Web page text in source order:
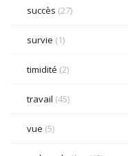
succès (27)
survie (1)
timidité (2)
travail (45)
vue (5)